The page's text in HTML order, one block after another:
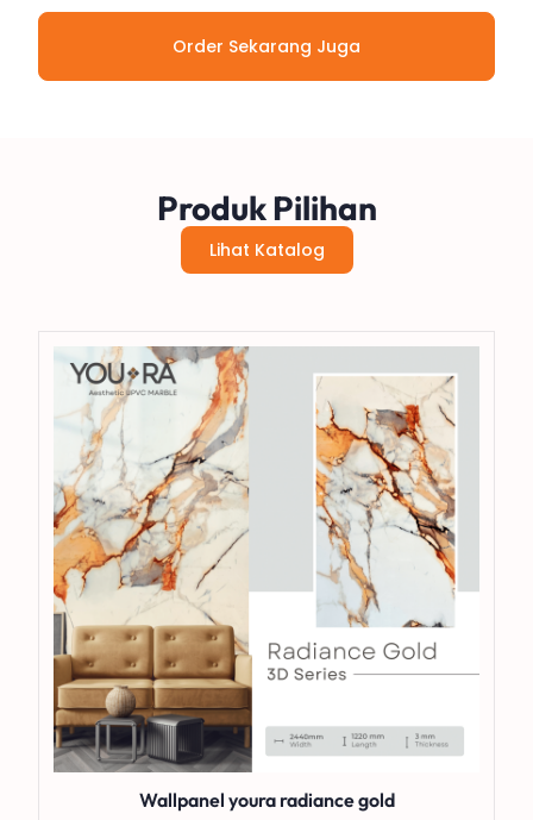
Order Sekarang Juga
Produk Pilihan
Lihat Katalog
Wallpanel youra radiance gold